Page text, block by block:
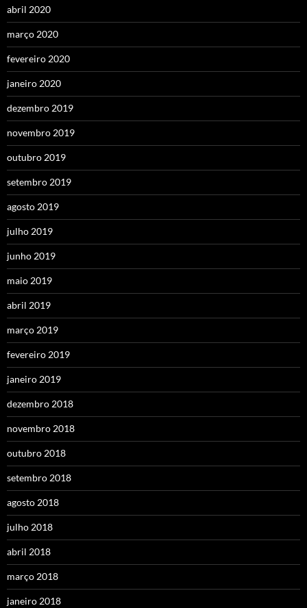
abril 2020
março 2020
fevereiro 2020
janeiro 2020
dezembro 2019
novembro 2019
outubro 2019
setembro 2019
agosto 2019
julho 2019
junho 2019
maio 2019
abril 2019
março 2019
fevereiro 2019
janeiro 2019
dezembro 2018
novembro 2018
outubro 2018
setembro 2018
agosto 2018
julho 2018
abril 2018
março 2018
janeiro 2018